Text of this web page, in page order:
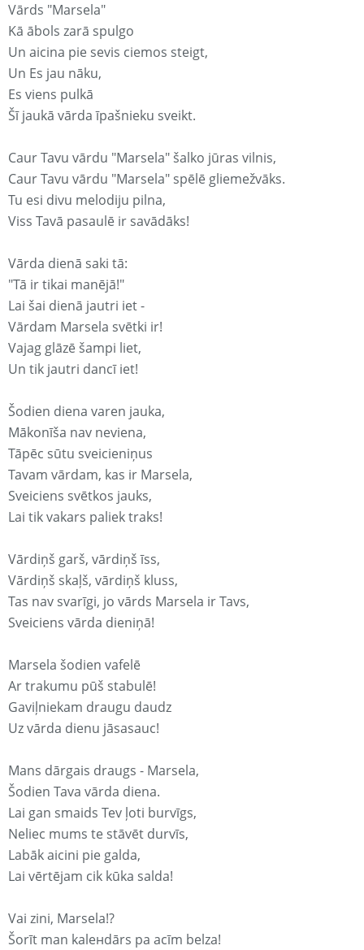
Vārds "Marsela"
Kā ābols zarā spulgo
Un aicina pie sevis ciemos steigt,
Un Es jau nāku,
Es viens pulkā
Šī jaukā vārda īpašnieku sveikt.
Caur Tavu vārdu "Marsela" šalko jūras vilnis,
Caur Tavu vārdu "Marsela" spēlē gliemežvāks.
Tu esi divu melodiju pilna,
Viss Tavā pasaulē ir savādāks!
Vārda dienā saki tā:
"Tā ir tikai manējā!"
Lai šai dienā jautri iet -
Vārdam Marsela svētki ir!
Vajag glāzē šampi liet,
Un tik jautri dancī iet!
Šodien diena varen jauka,
Mākonīša nav neviena,
Tāpēc sūtu sveicieniņus
Tavam vārdam, kas ir Marsela,
Sveiciens svētkos jauks,
Lai tik vakars paliek traks!
Vārdiņš garš, vārdiņš īss,
Vārdiņš skaļš, vārdiņš kluss,
Tas nav svarīgi, jo vārds Marsela ir Tavs,
Sveiciens vārda dieniņā!
Marsela šodien vafelē
Ar trakumu pūš stabulē!
Gaviļniekam draugu daudz
Uz vārda dienu jāsasauc!
Mans dārgais draugs - Marsela,
Šodien Tava vārda diena.
Lai gan smaids Tev ļoti burvīgs,
Neliec mums te stāvēt durvīs,
Labāk aicini pie galda,
Lai vērtējam cik kūka salda!
Vai zini, Marsela!?
Šorīt man kaleнdārs pa acīm belza!